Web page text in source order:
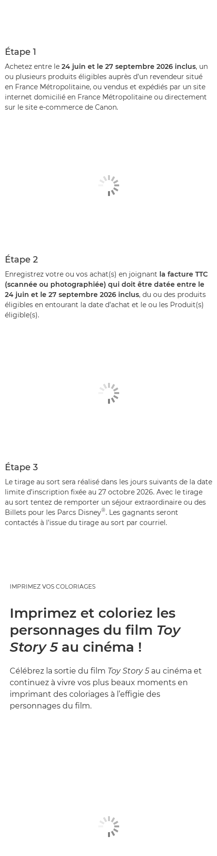
Étape 1
Achetez entre le 24 juin et le 27 septembre 2026 inclus, un
ou plusieurs produits éligibles auprès d’un revendeur situé
en France Métropolitaine, ou vendus et expédiés par un site
internet domicilié en France Métropolitaine ou directement
sur le site e-commerce de Canon.
Étape 2
Enregistrez votre ou vos achat(s) en joignant la facture TTC
(scannée ou photographiée) qui doit être datée entre le
24 juin et le 27 septembre 2026 inclus, du ou des produits
éligibles en entourant la date d’achat et le ou les Produit(s)
éligible(s).
Étape 3
Le tirage au sort sera réalisé dans les jours suivants de la date
limite d’inscription fixée au 27 octobre 2026. Avec le tirage
au sort tentez de remporter un séjour extraordinaire ou des
Billets pour les Parcs Disney®. Les gagnants seront
contactés à l’issue du tirage au sort par courriel.
IMPRIMEZ VOS COLORIAGES
Imprimez et coloriez les
personnages du film Toy
Story 5au cinéma !
Célébrez la sortie du film Toy Story 5au cinéma et
continuez à vivre vos plus beaux moments en
imprimant des coloriages à l’effigie des
personnages du film.